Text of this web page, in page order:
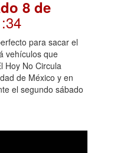
8 de
para sacar el
vehículos que
Hoy No Circula
de México y en
el segundo sábado